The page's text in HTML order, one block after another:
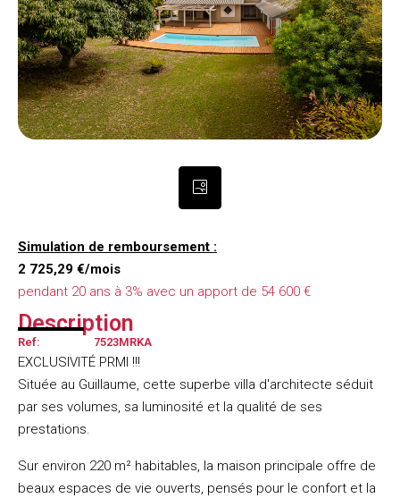
Simulation de remboursement :
2 725,29 €/mois
pendant 20 ans à 3% avec un apport de 54 600 €
Description
Ref: 7523MRKA
EXCLUSIVITÉ PRMI !!!
Située au Guillaume, cette superbe villa d'architecte séduit
par ses volumes, sa luminosité et la qualité de ses
prestations.
Sur environ 220 m² habitables, la maison principale offre de
beaux espaces de vie ouverts, pensés pour le confort et la